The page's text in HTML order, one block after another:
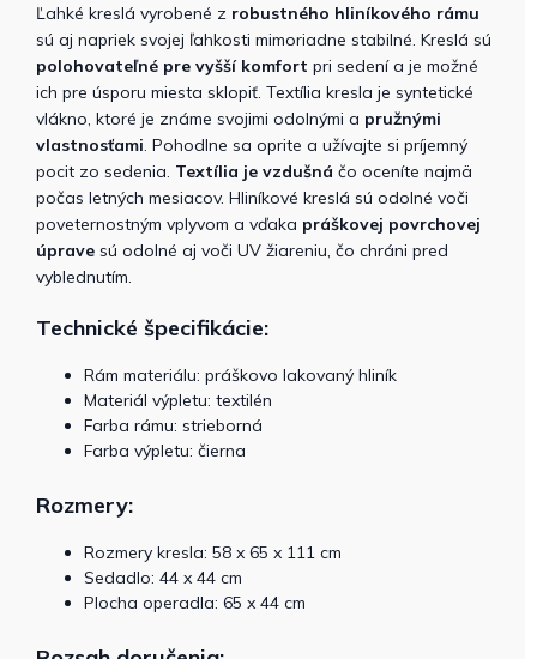
Ľahké kreslá vyrobené z robustného hliníkového rámu
sú aj napriek svojej ľahkosti mimoriadne stabilné. Kreslá sú
polohovateľné pre vyšší komfort pri sedení a je možné
ich pre úsporu miesta sklopiť. Textília kresla je syntetické
vlákno, ktoré je známe svojimi odolnými a pružnými
vlastnosťami . Pohodlne sa oprite a užívajte si príjemný
pocit zo sedenia. Textília je vzdušná čo oceníte najmä
počas letných mesiacov. Hliníkové kreslá sú odolné voči
poveternostným vplyvom a vďaka práškovej povrchovej
úprave sú odolné aj voči UV žiareniu, čo chráni pred
vyblednutím.
Technické špecifikácie:
Rám materiálu: práškovo lakovaný hliník
Materiál výpletu: textilén
Farba rámu: strieborná
Farba výpletu: čierna
Rozmery:
Rozmery kresla: 58 x 65 x 111 cm
Sedadlo: 44 x 44 cm
Plocha operadla: 65 x 44 cm